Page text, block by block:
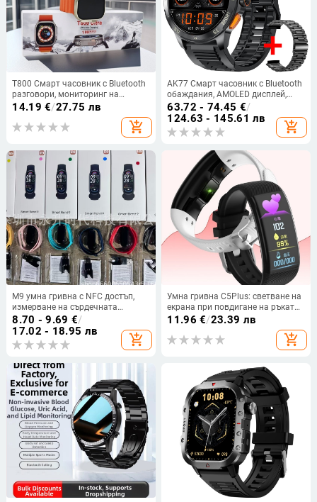
T800 Смарт часовник с Bluetooth
разговори, мониторинг на
сърдечен ритъм и кислород в
кръвта, крачкомер, водоустойчив
14.19 €/27.75 лв
add_shopping_cart
AK77 Смарт часовник с Bluetooth
обаждания, AMOLED дисплей,
живот на батерията 7–14 дни,
магнитно зареждане,
водоустойчив
63.72 - 74.45 €/
124.63 - 145.61 лв
add_shopping_cart
M9 умна гривна с NFC достъп,
измерване на сърдечната
честота, кръвното налягане,
мониторинг на SpO2 и
напомняния WeChat
8.70 - 9.69 €/
17.02 - 18.95 лв
add_shopping_cart
Умна гривна C5Plus: светване на
екрана при повдигане на ръката,
отчитане на крачки, мултиспорт
управление на музика
11.96 €/23.39 лв
add_shopping_cart